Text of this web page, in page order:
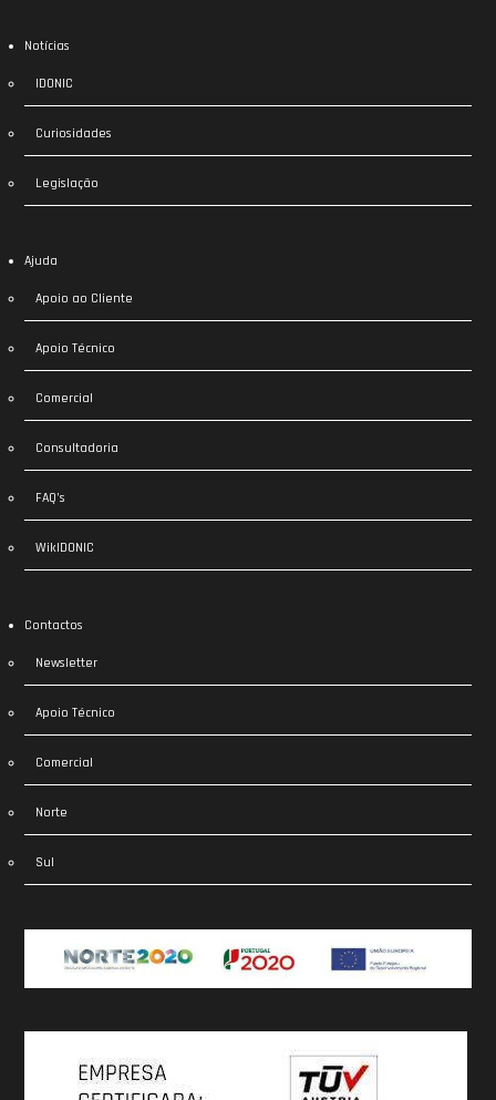
Notícias
IDONIC
Curiosidades
Legislação
Ajuda
Apoio ao Cliente
Apoio Técnico
Comercial
Consultadoria
FAQ’s
WikIDONIC
Contactos
Newsletter
Apoio Técnico
Comercial
Norte
Sul